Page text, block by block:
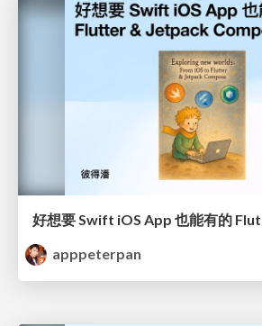
apppeterpan